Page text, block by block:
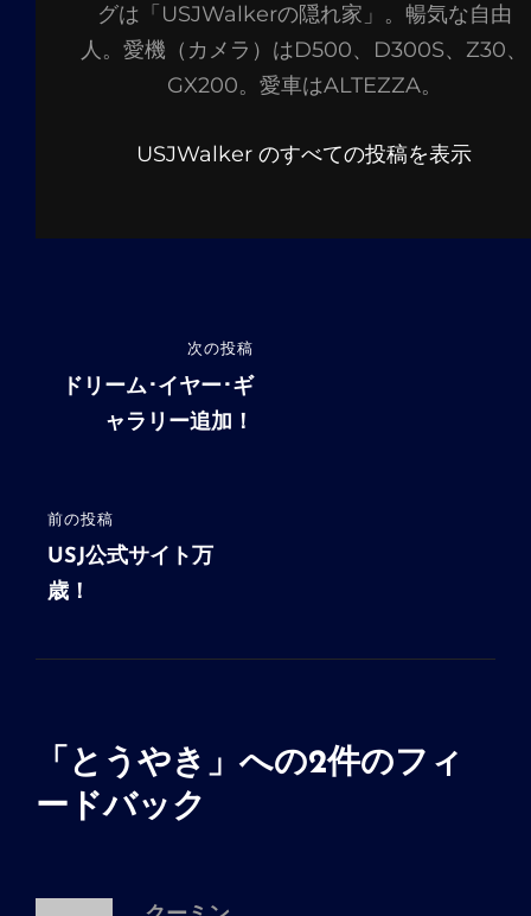
グは「USJWalkerの隠れ家」。暢気な自由
人。愛機（カメラ）はD500、D300S、Z30、
GX200。愛車はALTEZZA。
USJWalker のすべての投稿を表示
ゲ
ー
シ
前
の
投
前の投稿
USJ公式サイト万
歳！
次の投稿
ドリーム･イヤー･ギ
ャラリー追加！
「 とうやき 」への2件のフィ
ードバック